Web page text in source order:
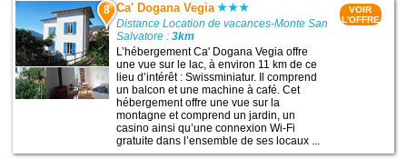
8 Ca' Dogana Vegia
Distance Location de vacances-Monte San
Salvatore :3km
L’hébergement Ca' Dogana Vegia offre
une vue sur le lac, à environ 11 km de ce
lieu d’intérêt : Swissminiatur. Il comprend
un balcon et une machine à café. Cet
hébergement offre une vue sur la
montagne et comprend un jardin, un
casino ainsi qu’une connexion Wi-Fi
gratuite dans l’ensemble de ses locaux ...
VOIR
L'OFFRE